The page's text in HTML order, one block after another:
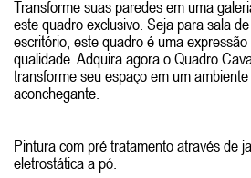
Transforme suas paredes em uma
este quadro exclusivo. Seja para sala
escritório, este quadro é uma
qualidade. Adquira agora o Quadro
transforme seu espaço em um
aconchegante.
Pintura com pré tratamento através de
eletrostática a pó.